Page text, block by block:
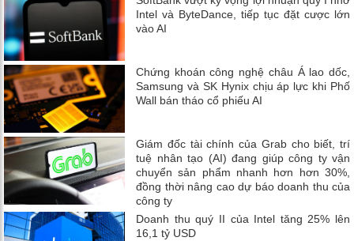
Intel và ByteDance, tiếp tục đặt cược lớn
vào AI
Chứng khoán công nghệ châu Á lao dốc,
Samsung và SK Hynix chịu áp lực khi Phố
Wall bán tháo cổ phiếu AI
Giám đốc tài chính của Grab cho biết, trí
tuệ nhân tạo (AI) đang giúp công ty vận
chuyển sản phẩm nhanh hơn hơn 30%,
đồng thời nâng cao dự báo doanh thu của
công ty
Doanh thu quý II của Intel tăng 25% lên
16,1 tỷ USD